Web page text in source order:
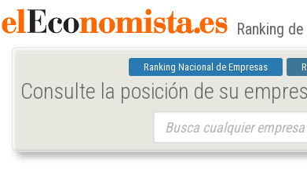
Ranking
Ranking Nacional de Empresas
Consulte la posición de su